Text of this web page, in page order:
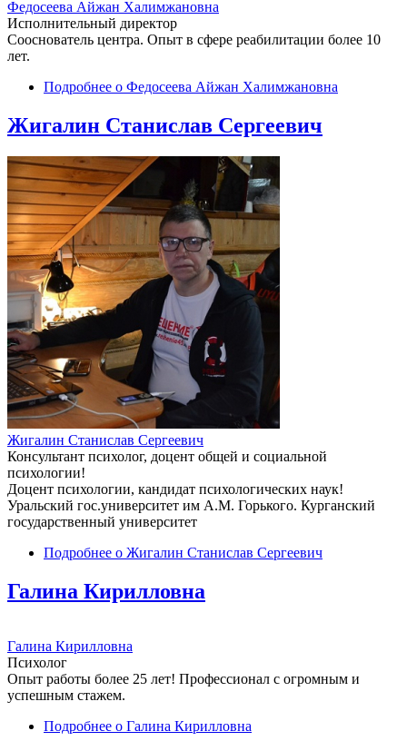
Федосеева Айжан Халимжановна
Исполнительный директор
Сооснователь центра. Опыт в сфере реабилитации более 10
лет.
Подробнее о Федосеева Айжан Халимжановна
Жигалин Станислав Сергеевич
Жигалин Станислав Сергеевич
Консультант психолог, доцент общей и социальной
психологии!
Доцент психологии, кандидат психологических наук!
Уральский гос.университет им А.М. Горького. Курганский
государственный университет
Подробнее о Жигалин Станислав Сергеевич
Галина Кирилловна
Галина Кирилловна
Психолог
Опыт работы более 25 лет! Профессионал с огромным и
успешным стажем.
Подробнее о Галина Кирилловна